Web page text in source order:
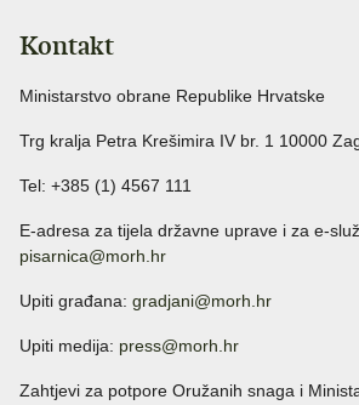
Kontakt
Ministarstvo obrane Republike Hrvatske
Trg kralja Petra Krešimira IV br. 1 10000
Tel: +385 (1) 4567 111
E-adresa za tijela državne uprave i za e-
pisarnica@morh.hr
Upiti građana: gradjani@morh.hr
Upiti medija: press@morh.hr
Zahtjevi za potpore Oružanih snaga i